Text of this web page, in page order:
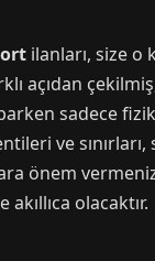
ilanları, size o
açıdan
sadece
ve sınırları,
önem
olacaktır.